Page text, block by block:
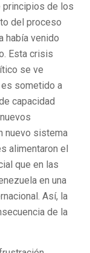
principios de los
del proceso
había venido
Esta crisis
se ve
sometido a
capacidad
nuevo sistema
alimentaron el
que en las
en una
Así, la
de la